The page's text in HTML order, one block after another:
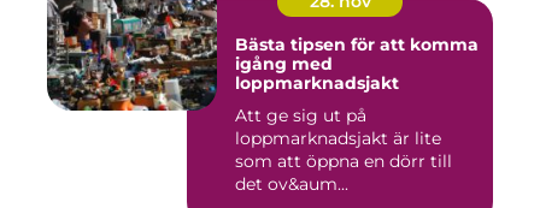
Bästa tipsen för att komma
igång med
loppmarknadsjakt
Att ge sig ut på
loppmarknadsjakt är lite
som att öppna en dörr till
det ov&aum...